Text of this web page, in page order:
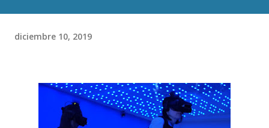
diciembre 10, 2019